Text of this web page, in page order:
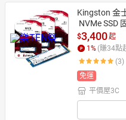
Kingston 金
NVMe SSD
$3,400起
1 % (賺34點
(3)
免運
平價屋3C